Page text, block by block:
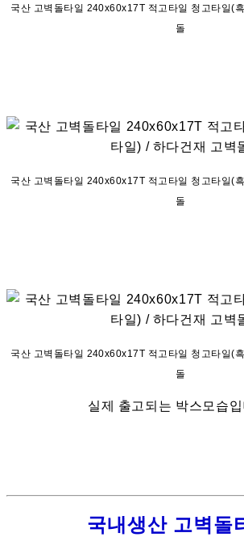
국산 고벽돌타일 240x60x17T 적고타일 청고타일(
돌
국산 고벽돌타일 240x60x17T 적고타일 청고타일(
돌
국산 고벽돌타일 240x60x17T 적고타일 청고타일(
돌
실제 출고되는 박스모습입
국내생산 고벽돌